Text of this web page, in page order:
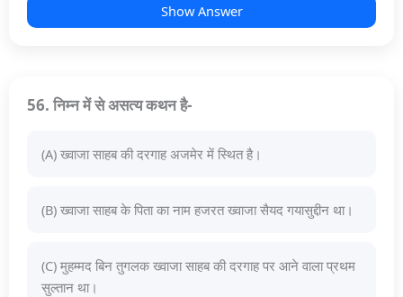
Show Answer
56. निम्न में से असत्य कथन है-
(A) ख्वाजा साहब की दरगाह अजमेर में स्थित है।
(B) ख्वाजा साहब के पिता का नाम हजरत ख्वाजा सैयद गयासुद्दीन था।
(C) मुहम्मद बिन तुगलक ख्वाजा साहब की दरगाह पर आने वाला प्रथम
सुल्तान था।